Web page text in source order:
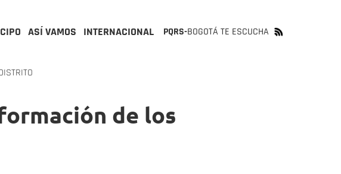
ASÍ VAMOS INTERNACIONAL PQRS-BOGOTÁ TE ESCUCHA
de los